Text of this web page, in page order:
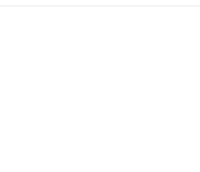
たら嬉しいです。 箸の先端は、未使用のため、バリが少しありますの